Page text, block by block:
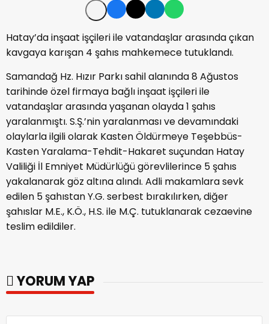
Hatay’da inşaat işçileri ile vatandaşlar arasında çıkan
kavgaya karışan 4 şahıs mahkemece tutuklandı.
Samandağ Hz. Hızır Parkı sahil alanında 8 Ağustos
tarihinde özel firmaya bağlı inşaat işçileri ile
vatandaşlar arasında yaşanan olayda 1 şahıs
yaralanmıştı. S.Ş.’nin yaralanması ve devamındaki
olaylarla ilgili olarak Kasten Öldürmeye Teşebbüs-
Kasten Yaralama-Tehdit-Hakaret suçundan Hatay
Valiliği İl Emniyet Müdürlüğü görevlilerince 5 şahıs
yakalanarak göz altına alındı. Adli makamlara sevk
edilen 5 şahıstan Y.G. serbest bırakılırken, diğer
şahıslar M.E., K.Ö., H.S. ile M.Ç. tutuklanarak cezaevine
teslim edildiler.
YORUM YAP